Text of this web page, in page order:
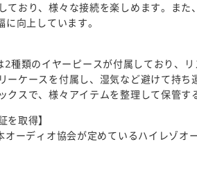
ており、様々な接続を楽しめます。ま
向上しています。
2種類のイヤーピースが付属しており、
ーケースを付属し、湿気など避けて持
クスで、様々アイテムを整理して保管す
を取得】
ーディオ協会が定めているハイレゾオ